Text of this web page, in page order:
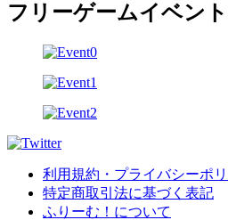
フリーゲームイベント
利用規約・プライバシーポ
特定商取引法に基づく表記
ふりーむ！について